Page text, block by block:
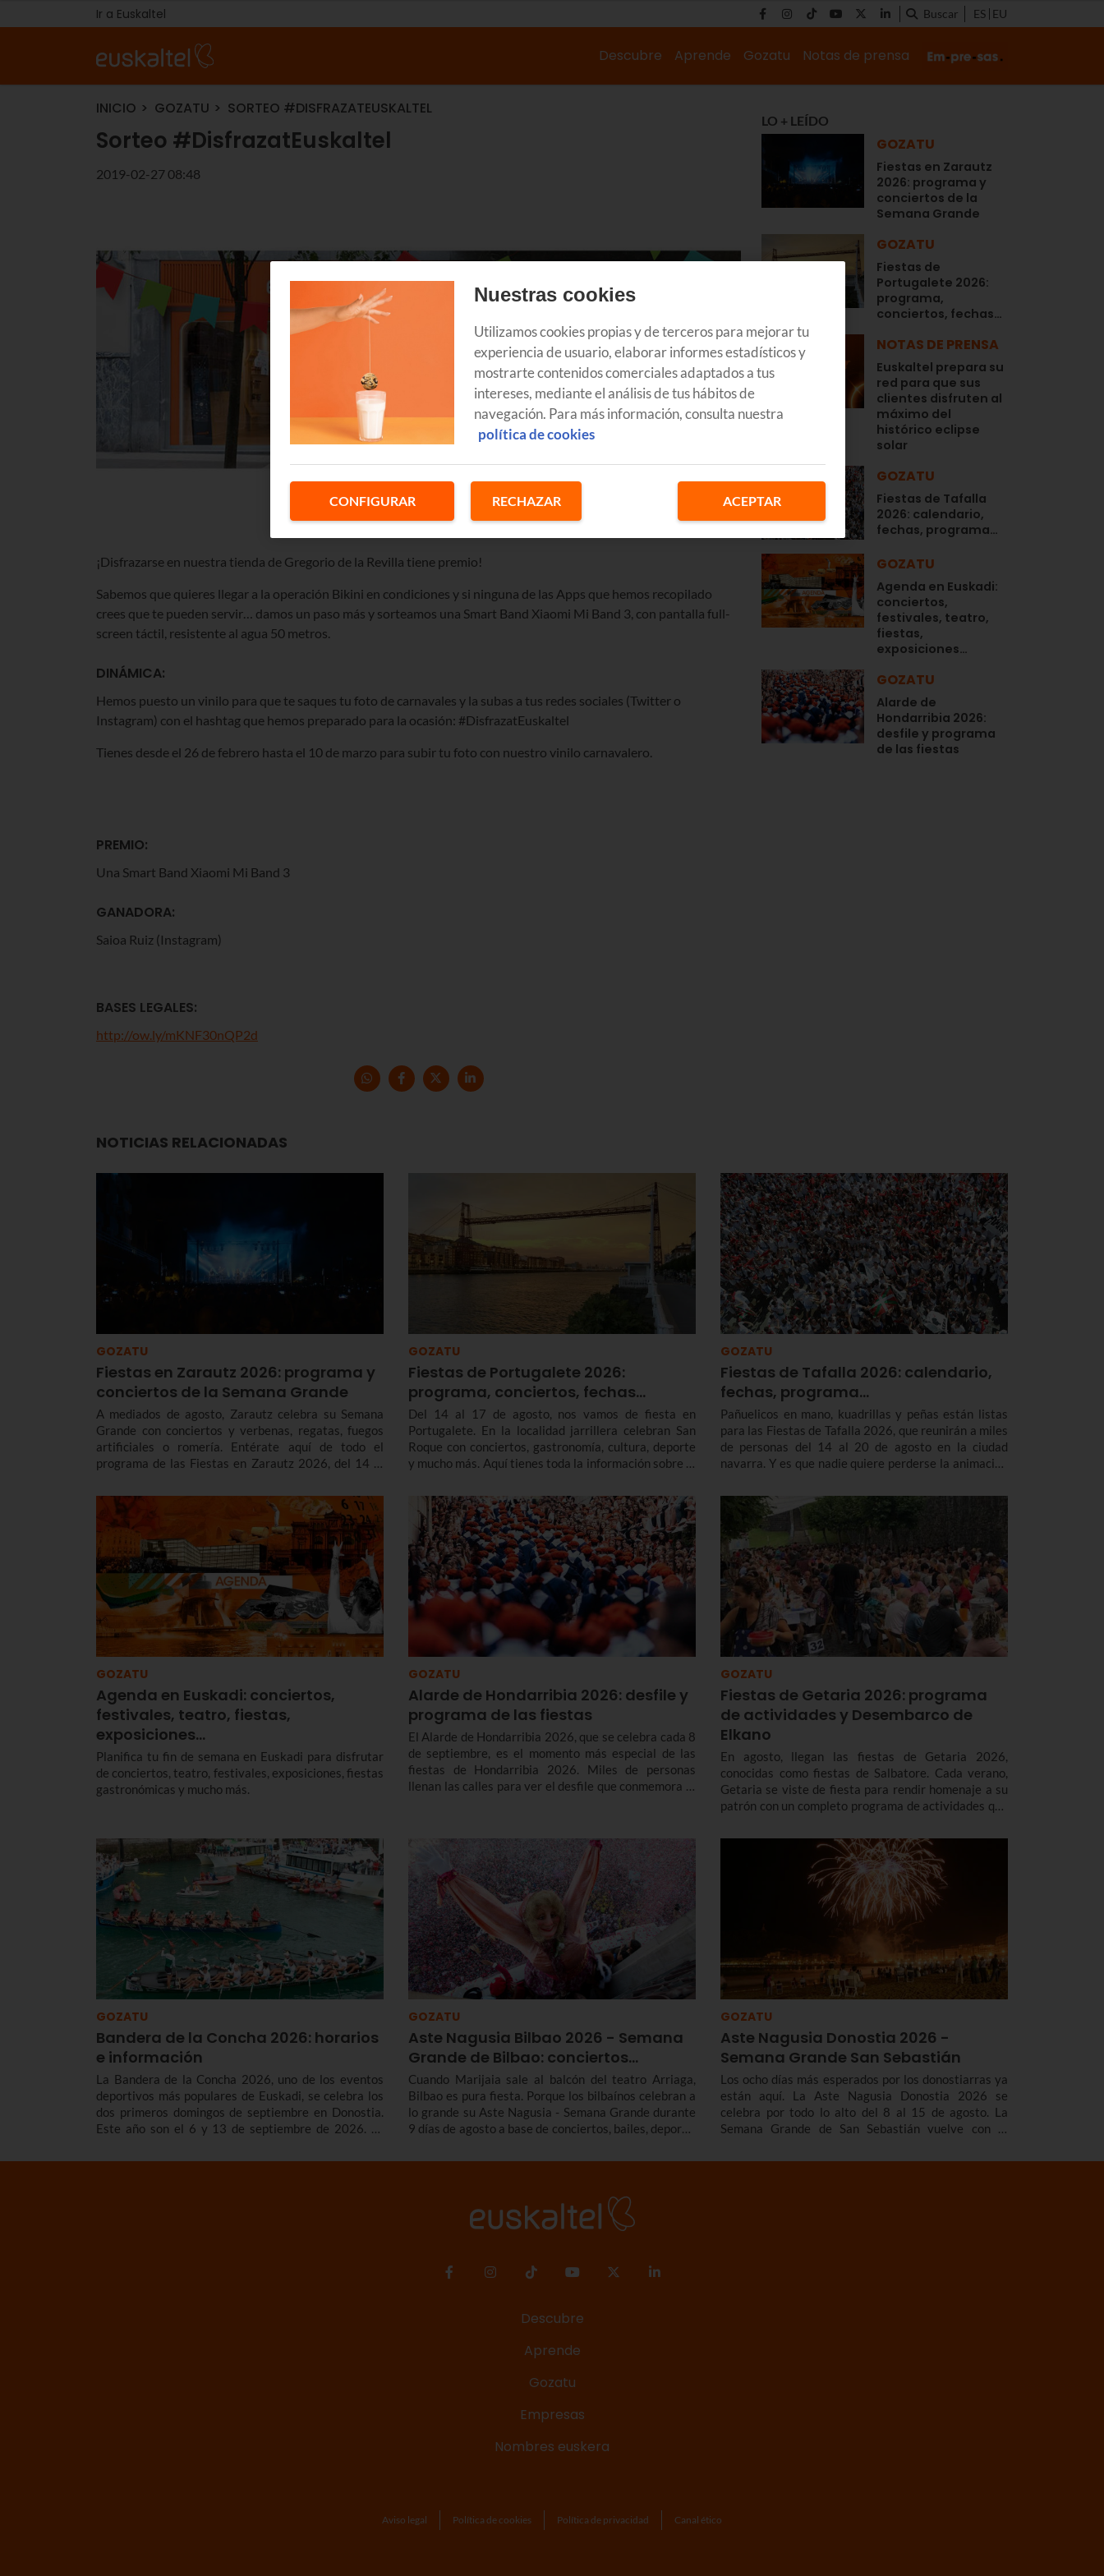
Ir a Euskaltel Buscar ES EU
Descubre Aprende Gozatu Notas de prensa
INICIO GOZATU SORTEO #DISFRAZATEUSKALTEL
Sorteo #DisfrazatEuskaltel
2019-02-27 08:48
¡Disfrazarse en nuestra tienda de Gregorio de la Revilla tiene premio!
Sabemos que quieres llegar a la operación Bikini en condiciones y si ninguna de las Apps que hemos recopilado
crees que te pueden servir… damos un paso más y sorteamos una Smart Band Xiaomi Mi Band 3, con pantalla full-
screen táctil, resistente al agua 50 metros.
DINÁMICA:
Hemos puesto un vinilo para que te saques tu foto de carnavales y la subas a tus redes sociales (Twitter o
Instagram) con el hashtag que hemos preparado para la ocasión: #DisfrazatEuskaltel
Tienes desde el 26 de febrero hasta el 10 de marzo para subir tu foto con nuestro vinilo carnavalero.
PREMIO:
Una Smart Band Xiaomi Mi Band 3
GANADORA:
Saioa Ruiz (Instagram)
BASES LEGALES:
http://ow.ly/mKNF30nQP2d
LO + LEÍDO
GOZATU
Fiestas en Zarautz
2026: programa y
conciertos de la
Semana Grande
GOZATU
Fiestas de
Portugalete 2026:
programa,
conciertos, fechas…
NOTAS DE PRENSA
Euskaltel prepara su
red para que sus
clientes disfruten al
máximo del
histórico eclipse
solar
GOZATU
Fiestas de Tafalla
2026: calendario,
fechas, programa…
GOZATU
Agenda en Euskadi:
conciertos,
festivales, teatro,
fiestas,
exposiciones…
GOZATU
Alarde de
Hondarribia 2026:
desfile y programa
de las fiestas
NOTICIAS RELACIONADAS
GOZATU
Fiestas en Zarautz 2026: programa y
conciertos de la Semana Grande
A mediados de agosto, Zarautz celebra su Semana
Grande con conciertos y verbenas, regatas, fuegos
artificiales o romería. Entérate aquí de todo el
programa de las Fiestas en Zarautz 2026, del 14 al
GOZATU
Fiestas de Portugalete 2026:
programa, conciertos, fechas…
Del 14 al 17 de agosto, nos vamos de fiesta en
Portugalete. En la localidad jarrillera celebran San
Roque con conciertos, gastronomía, cultura, deporte
y mucho más. Aquí tienes toda la información sobre el
de las prefiestas, que empiezan varios días antes.
GOZATU
Fiestas de Tafalla 2026: calendario,
fechas, programa…
Pañuelicos en mano, kuadrillas y peñas están listas
para las Fiestas de Tafalla 2026, que reunirán a miles
de personas del 14 al 20 de agosto en la ciudad
navarra. Y es que nadie quiere perderse la animación
encierros o la esperada subida a la Salve.
GOZATU
Agenda en Euskadi: conciertos,
festivales, teatro, fiestas,
exposiciones…
Planifica tu fin de semana en Euskadi para disfrutar
de conciertos, teatro, festivales, exposiciones, fiestas
gastronómicas y mucho más.
GOZATU
Alarde de Hondarribia 2026: desfile y
programa de las fiestas
El Alarde de Hondarribia 2026, que se celebra cada 8
de septiembre, es el momento más especial de las
fiestas de Hondarribia 2026. Miles de personas
llenan las calles para ver el desfile que conmemora la
Guadalupe para agradecerle su ayuda en la victoria.
Te contamos más sobre el origen y el desfile del
Alarde de Hondarribia 2026 y el programa de fiestas
de Hondarribia 2026. Toma nota porque las fiestas
son del 4 al 10 de septiembre.
GOZATU
Fiestas de Getaria 2026: programa
de actividades y Desembarco de
Elkano
En agosto, llegan las fiestas de Getaria 2026,
conocidas como fiestas de Salbatore. Cada verano,
Getaria se viste de fiesta para rendir homenaje a su
patrón con un completo programa de actividades que
cada cuatro años, un espectacular Desembarco de
Elkano, que este año será el día 7 de agosto.
GOZATU
Bandera de la Concha 2026: horarios
e información
La Bandera de la Concha 2026, uno de los eventos
deportivos más populares de Euskadi, se celebra los
dos primeros domingos de septiembre en Donostia.
Este año son el 6 y 13 de septiembre de 2026. Te
la Concha 2026, cómo son las regatas, cuándo
GOZATU
Aste Nagusia Bilbao 2026 - Semana
Grande de Bilbao: conciertos…
Cuando Marijaia sale al balcón del teatro Arriaga,
Bilbao es pura fiesta. Porque los bilbaínos celebran a
lo grande su Aste Nagusia - Semana Grande durante
9 días de agosto a base de conciertos, bailes, deporte,
conciertos y actividades destacadas del programa de
GOZATU
Aste Nagusia Donostia 2026 -
Semana Grande San Sebastián
Los ocho días más esperados por los donostiarras ya
están aquí. La Aste Nagusia Donostia 2026 se
celebra por todo lo alto del 8 al 15 de agosto. La
Semana Grande de San Sebastián vuelve con el
fiestas, los fuegos artificiales que tanto nos gustan,
Descubre
Aprende
Gozatu
Empresas
Nombres euskera
Aviso legal Política de cookies Política de privacidad Canal ético
Nuestras cookies
Utilizamos cookies propias y de terceros para mejorar tu
experiencia de usuario, elaborar informes estadísticos y
mostrarte contenidos comerciales adaptados a tus
intereses, mediante el análisis de tus hábitos de
navegación. Para más información, consulta nuestra
política de cookies
CONFIGURAR RECHAZAR ACEPTAR